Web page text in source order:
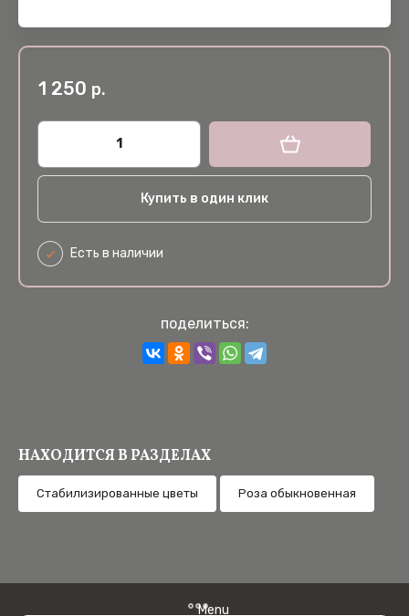
1 250 р.
Купить в один клик
Есть в наличии
поделиться:
НАХОДИТСЯ В РАЗДЕЛАХ
Cтабилизированные цветы Роза обыкновенная
Menu